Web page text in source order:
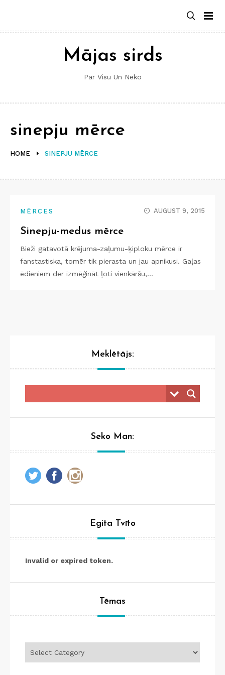
content
Mājas sirds
Par Visu Un Neko
HOME SINEPJU MĒRCE
sinepju mērce
MĒRCES AUGUST 9, 2015
Sinepju-medus mērce
Bieži gatavotā krējuma-zaļumu-ķiploku mērce ir
fanstastiska, tomēr tik pierasta un jau apnikusi. Gaļas
ēdieniem der izmēģināt ļoti vienkāršu,…
Meklētājs:
Seko Man:
Egita Tvīto
Invalid or expired token.
Tēmas